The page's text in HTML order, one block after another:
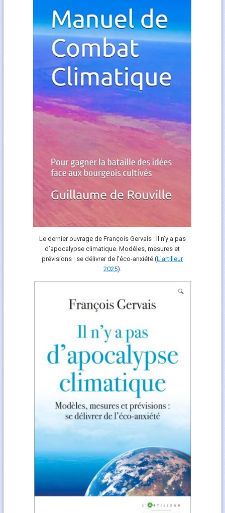
Le dernier ouvrage de François Gervais : Il n’y a pas
d’apocalypse climatique. Modèles, mesures et
prévisions : se délivrer de l’éco-anxiété (L'artilleur
2025).